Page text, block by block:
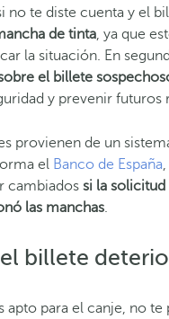
no te diste cuenta y el
de tinta, ya que
la situación. En
el billete
y prevenir futuros
provienen de un
el Banco de España
cambiados si la solicitud
las manchas.
billete
apto para el canje, no te